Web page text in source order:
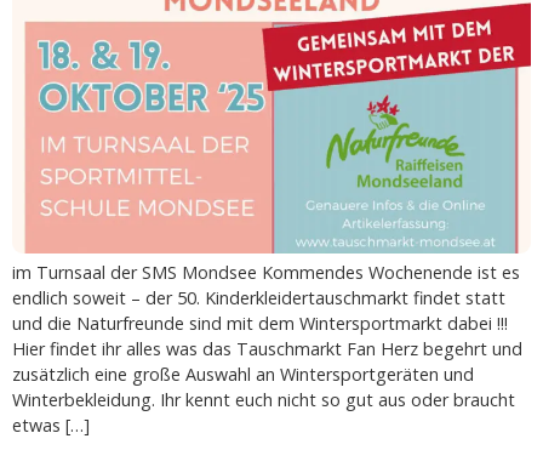
im Turnsaal der SMS Mondsee Kommendes Wochenende ist es
endlich soweit – der 50. Kinderkleidertauschmarkt findet statt
und die Naturfreunde sind mit dem Wintersportmarkt dabei !!!
Hier findet ihr alles was das Tauschmarkt Fan Herz begehrt und
zusätzlich eine große Auswahl an Wintersportgeräten und
Winterbekleidung. Ihr kennt euch nicht so gut aus oder braucht
etwas […]